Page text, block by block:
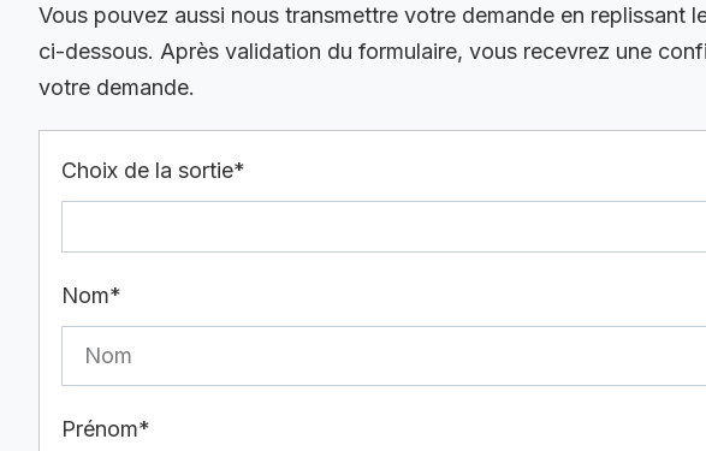
Vous pouvez aussi nous transmettre votre demande en replissant
ci-dessous. Après validation du formulaire, vous recevrez une
votre demande.
Choix de la sortie*
Nom*
Prénom*